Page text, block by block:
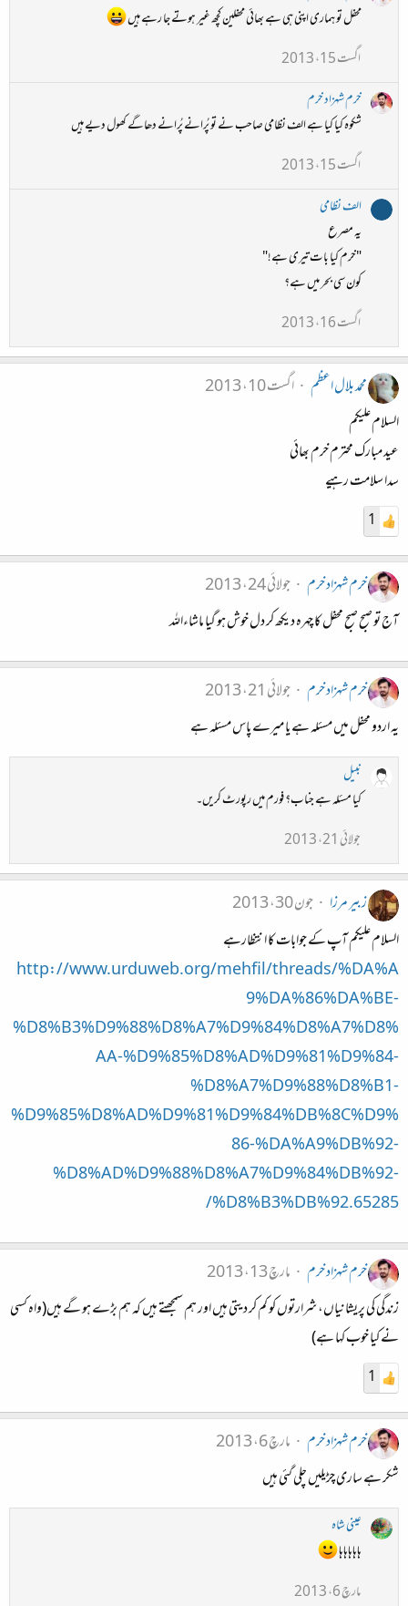
محفل تو ہماری اپنی ہی ہے بھائی محفلین کچھ غیر ہوتے جا رہے ہیں
اگست 15، 2013
خرم شہزاد خرم
شکوہ کیا کیا ہے الف نظامی صاحب نے تو پُرانے پُرانے دھاگے کھول دیے ہیں
اگست 15، 2013
الف نظامی
یہ مصرع
"خرم کیا بات تیری ہے!"
کون سی بحر میں ہے؟
اگست 16، 2013
محمد بلال اعظم
اگست 10، 2013
السلام علیکم
عید مبارک محترم خرم بھائی
سدا سلامت رہیے
1
خرم شہزاد خرم
جولائی 24، 2013
آج تو صبح صبح محفل کا چہرہ دیکھ کر دل خوش ہو گیا ماشاءاللہ
خرم شہزاد خرم
جولائی 21، 2013
یہ اردو محفل میں مسئلہ ہے یا میرے پاس مسئلہ ہے
نبیل
کیا مسئلہ ہے جناب؟ فورم میں رپورٹ کریں۔
جولائی 21، 2013
زبیر مرزا
جون 30، 2013
السلام علیکم آپ کے جوابات کا انتظارہے
http://www.urduweb.org/mehfil/threads/%DA%A
9%DA%86%DA%BE-
%D8%B3%D9%88%D8%A7%D9%84%D8%A7%D8%
AA-%D9%85%D8%AD%D9%81%D9%84-
%D8%A7%D9%88%D8%B1-
%D9%85%D8%AD%D9%81%D9%84%DB%8C%D9%
86-%DA%A9%DB%92-
%D8%AD%D9%88%D8%A7%D9%84%DB%92-
%D8%B3%DB%92.65285/
خرم شہزاد خرم
مارچ 13، 2013
زندگی کی پریشانیاں، شرارتوں کو کم کر دیتی ہیں اور ہم سمجھتے ہیں کہ ہم بڑے ہو گے ہیں(واہ کسی
نے کیا خوب کہا ہے)
1
خرم شہزاد خرم
مارچ 6، 2013
شکر ہے ساری چڑیلیں چلی گئی ہیں
عینی شاہ
ہاہاہاہاہا
مارچ 6، 2013